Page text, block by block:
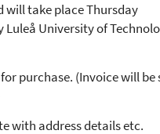
will take place Thursday
Luleå University of
purchase. (Invoice will be
with address details etc.